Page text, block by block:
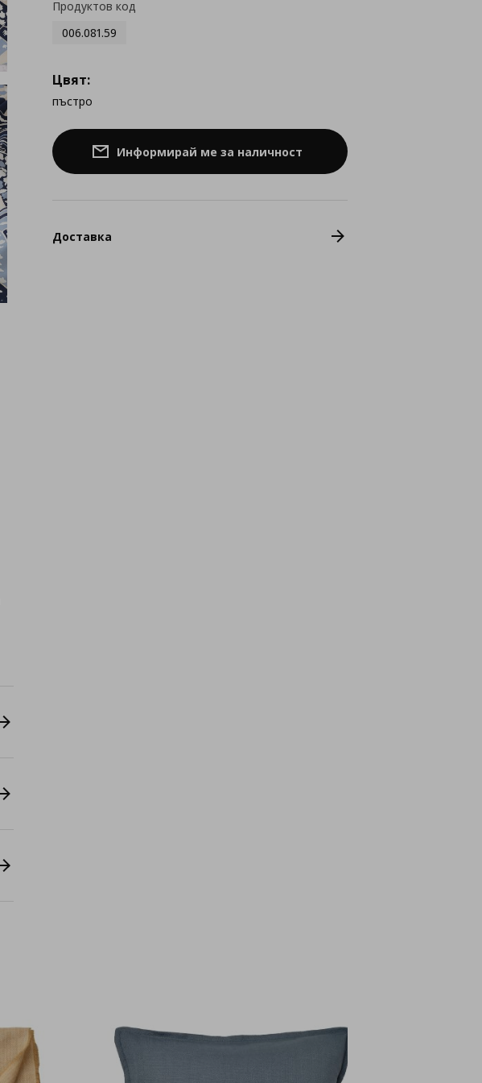
Продуктов код
006.081.59
Цвят:
пъстро
Информирай ме за наличност
Доставка